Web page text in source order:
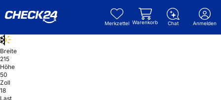
Merkzettel Warenkorb Chat Anmelden
Breite
215
Höhe
50
Zoll
18
Last